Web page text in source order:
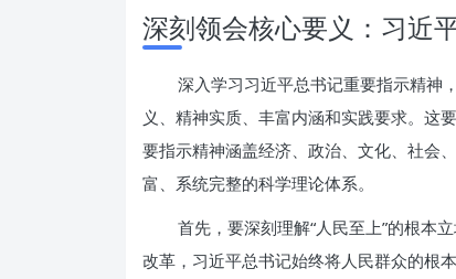
深刻领会核心要义：习近
深入学习习近平总书记重要指示精神
义、精神实质、丰富内涵和实践要求。这
要指示精神涵盖经济、政治、文化、社会
富、系统完整的科学理论体系。
首先，要深刻理解“人民至上”的根本
改革，习近平总书记始终将人民群众的根